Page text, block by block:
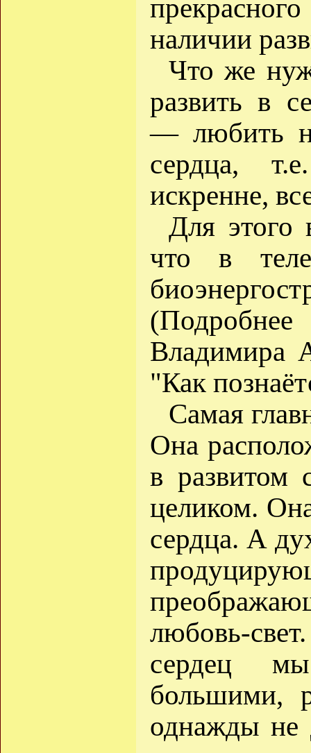
наличии
Что же
развить в
— любить
сердца,
искренне,
Для этого
что в
Владимира
"Как
Самая
Она
в развитом
целиком.
сердца. А
любовь-
сердец
большими,
однажды не